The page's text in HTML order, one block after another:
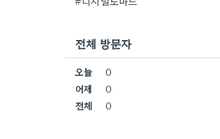
전체 방문자
오늘
0
어제
0
전체
0